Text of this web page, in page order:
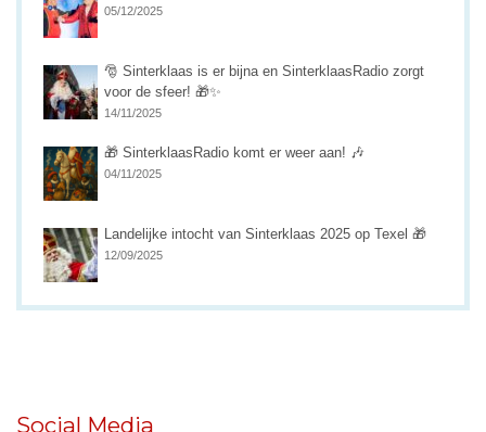
05/12/2025
🎅 Sinterklaas is er bijna en SinterklaasRadio zorgt
voor de sfeer! 🎁✨
14/11/2025
🎁 SinterklaasRadio komt er weer aan! 🎶
04/11/2025
Landelijke intocht van Sinterklaas 2025 op Texel 🎁
12/09/2025
Social Media